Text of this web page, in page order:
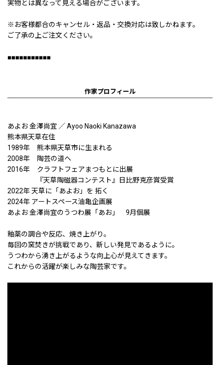
実物とは異なって見える場合がございます。
※お客様都合のキャンセル・返品・交換対応は致しかねます。
ご了承の上ご注文ください。
■■■■■■■■■■■
作家プロフィール
あよお 金澤尚宜 ／ Ayoo Naoki Kanazawa
熊本県天草在住
1989年 熊本県天草市に生まれる
2008年 陶芸の道へ
2016年 クラフトフェアまつもとに出展
『天草陶磁器コンテスト』日比野克彦賞受賞
2022年 天草に「あよお」を 拓く
2024年 アートスペース油亀企画展
あよお 金澤尚宜のうつわ展「あお」 9月個展
釉薬の調合や反応、焼き上がり。
毎回の窯焚きが挑戦であり、新しい発見であるように。
うつわから湧き上がるような向上心が見えてきます。
これからの活躍が楽しみな陶芸家です。